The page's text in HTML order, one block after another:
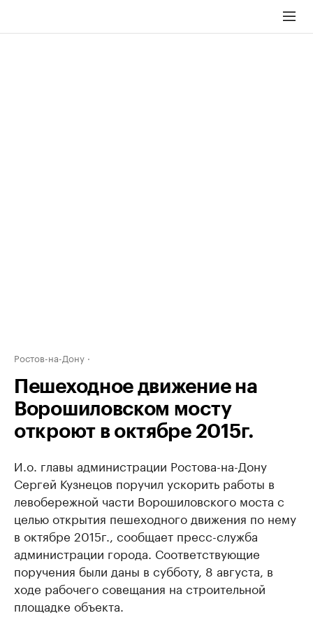
Ростов-на-Дону
Пешеходное движение на
Ворошиловском мосту
откроют в октябре 2015г.
И.о. главы администрации Ростова-на-Дону
Сергей Кузнецов поручил ускорить работы в
левобережной части Ворошиловского моста с
целью открытия пешеходного движения по нему
в октябре 2015г., сообщает пресс-служба
администрации города. Соответствующие
поручения были даны в субботу, 8 августа, в
ходе рабочего совещания на строительной
площадке объекта.